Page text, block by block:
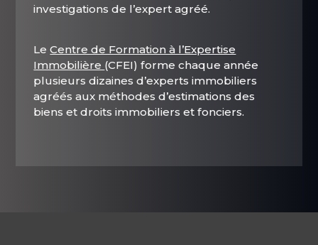
investigations de l’expert agréé.
LeCentre de Formation à l’Expertise
Immobilière (CFEI) forme chaque année
plusieurs dizaines d’experts immobiliers
agréés aux méthodes d’estimations des
biens et droits immobiliers et fonciers.